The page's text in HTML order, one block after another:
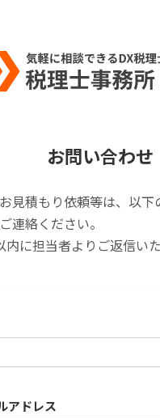
お問い合わせ
見積もり依頼等は、以下
連絡ください。
内に担当者よりご返信いた
アドレス